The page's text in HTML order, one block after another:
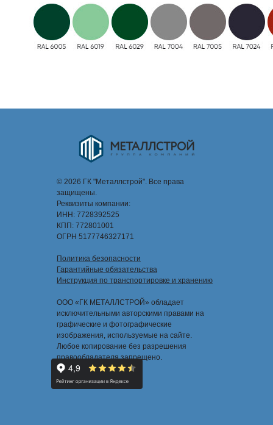
© 2026 ГК "Металлстрой". Все права
защищены.
Реквизиты компании:
ИНН: 7728392525
КПП: 772801001
ОГРН 5177746327171
Политика безопасности
Гарантийные обязательства
Инструкция по транспортировке и хранению
ООО «ГК МЕТАЛЛСТРОЙ» обладает
исключительными авторскими правами на
графические и фотографические
изображения, используемые на сайте.
Любое копирование без разрешения
правообладателя запрещено.